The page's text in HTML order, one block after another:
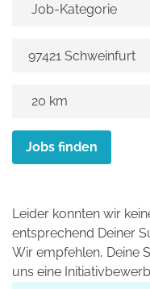
Jobs finden
Leider konnten wir
entsprechend Deiner
Wir empfehlen, Deine
uns eine